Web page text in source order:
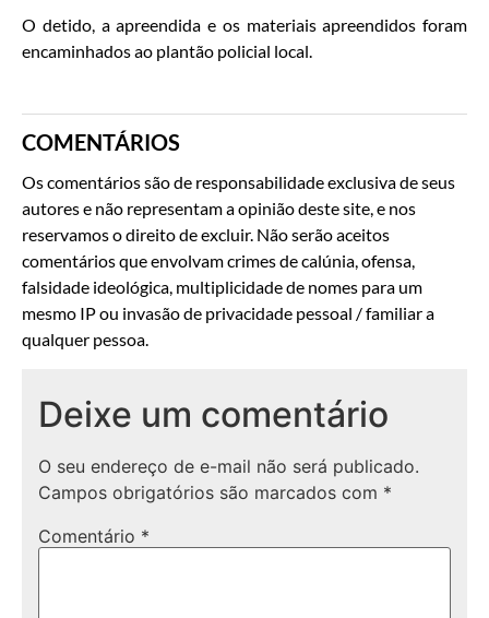
O detido, a apreendida e os materiais apreendidos foram
encaminhados ao plantão policial local.
COMENTÁRIOS
Os comentários são de responsabilidade exclusiva de seus
autores e não representam a opinião deste site, e nos
reservamos o direito de excluir. Não serão aceitos
comentários que envolvam crimes de calúnia, ofensa,
falsidade ideológica, multiplicidade de nomes para um
mesmo IP ou invasão de privacidade pessoal / familiar a
qualquer pessoa.
Deixe um comentário
O seu endereço de e-mail não será publicado.
Campos obrigatórios são marcados com *
Comentário *